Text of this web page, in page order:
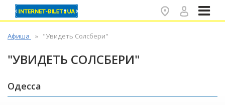
Афиша "Увидеть Солсбери"
"УВИДЕТЬ СОЛСБЕРИ"
Одесса